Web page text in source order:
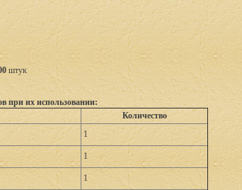
штук
при их использовании:
Количество
1
1
1